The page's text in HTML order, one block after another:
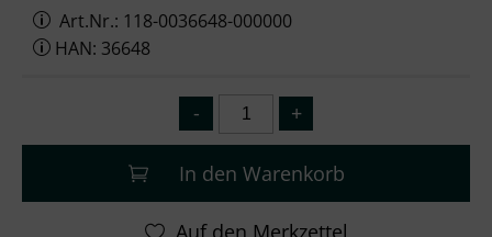
Art.Nr.: 118-0036648-000000
HAN: 36648
In den Warenkorb